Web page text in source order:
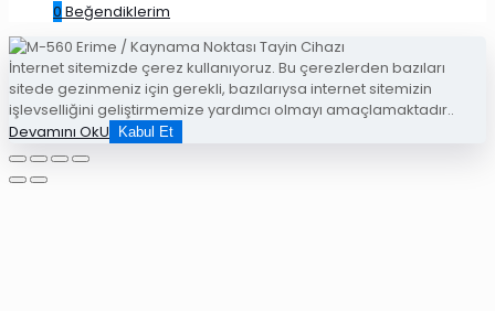
0 Beğendiklerim
İnternet sitemizde çerez kullanıyoruz. Bu çerezlerden bazıları
sitede gezinmeniz için gerekli, bazılarıysa internet sitemizin
işlevselliğini geliştirmemize yardımcı olmayı amaçlamaktadır..
Devamını OkU
Kabul Et